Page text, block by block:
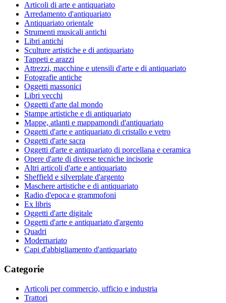
Articoli di arte e antiquariato
Arredamento d'antiquariato
Antiquariato orientale
Strumenti musicali antichi
Libri antichi
Sculture artistiche e di antiquariato
Tappeti e arazzi
Attrezzi, macchine e utensili d'arte e di antiquariato
Fotografie antiche
Oggetti massonici
Libri vecchi
Oggetti d'arte dal mondo
Stampe artistiche e di antiquariato
Mappe, atlanti e mappamondi d'antiquariato
Oggetti d'arte e antiquariato di cristallo e vetro
Oggetti d'arte sacra
Oggetti d'arte e antiquariato di porcellana e ceramica
Opere d'arte di diverse tecniche incisorie
Altri articoli d'arte e antiquariato
Sheffield e silverplate d'argento
Maschere artistiche e di antiquariato
Radio d'epoca e grammofoni
Ex libris
Oggetti d'arte digitale
Oggetti d'arte e antiquariato d'argento
Quadri
Modernariato
Capi d'abbigliamento d'antiquariato
Categorie
Articoli per commercio, ufficio e industria
Trattori